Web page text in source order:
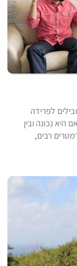
לפרידה
היא נכונה ובין
רבים,